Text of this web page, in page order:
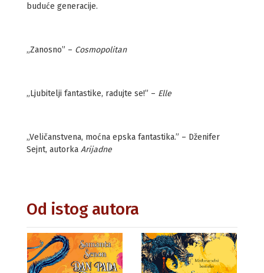
buduće generacije.
„Zanosno” – Cosmopolitan
„Ljubitelji fantastike, radujte se!” – Elle
„Veličanstvena, moćna epska fantastika.” – Dženifer
Sejnt, autorka Arijadne
Od istog autora